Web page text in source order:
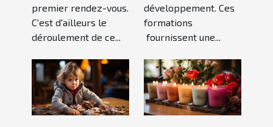
premier rendez-vous.
C'est d'ailleurs le
déroulement de ce...
développement. Ces
formations
fournissent une...